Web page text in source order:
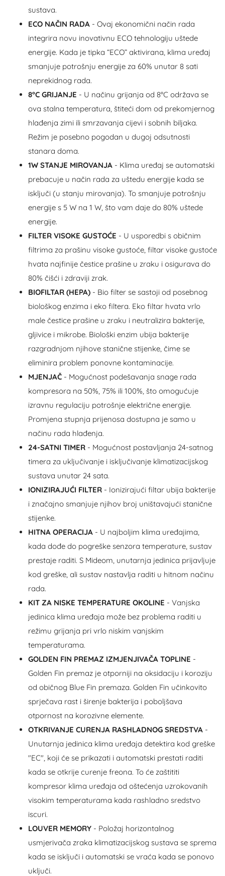
sustava.
ECO NAČIN RADA - Ovaj ekonomični način rada
integrira novu inovativnu ECO tehnologiju uštede
energije. Kada je tipka “ECO” aktivirana, klima uređaj
smanjuje potrošnju energije za 60% unutar 8 sati
neprekidnog rada.
8°C GRIJANJE - U načinu grijanja od 8°C održava se
ova stalna temperatura, štiteći dom od prekomjernog
hlađenja zimi ili smrzavanja cijevi i sobnih biljaka.
Režim je posebno pogodan u dugoj odsutnosti
stanara doma.
1W STANJE MIROVANJA - Klima uređaj se automatski
prebacuje u način rada za uštedu energije kada se
isključi (u stanju mirovanja). To smanjuje potrošnju
energije s 5 W na 1 W, što vam daje do 80% uštede
energije.
FILTER VISOKE GUSTOĆE - U usporedbi s običnim
filtrima za prašinu visoke gustoće, filtar visoke gustoće
hvata najfinije čestice prašine u zraku i osigurava do
80% čišći i zdraviji zrak.
BIOFILTAR (HEPA) - Bio filter se sastoji od posebnog
biološkog enzima i eko filtera. Eko filtar hvata vrlo
male čestice prašine u zraku i neutralizira bakterije,
gljivice i mikrobe. Biološki enzim ubija bakterije
razgradnjom njihove stanične stijenke, čime se
eliminira problem ponovne kontaminacije.
MJENJAČ - Mogućnost podešavanja snage rada
kompresora na 50%, 75% ili 100%, što omogućuje
izravnu regulaciju potrošnje električne energije.
Promjena stupnja prijenosa dostupna je samo u
načinu rada hlađenja.
24-SATNI TIMER - Mogućnost postavljanja 24-satnog
timera za uključivanje i isključivanje klimatizacijskog
sustava unutar 24 sata.
IONIZIRAJUĆI FILTER - Ionizirajući filtar ubija bakterije
i značajno smanjuje njihov broj uništavajući stanične
stijenke.
HITNA OPERACIJA - U najboljim klima uređajima,
kada dođe do pogreške senzora temperature, sustav
prestaje raditi. S Mideom, unutarnja jedinica prijavljuje
kod greške, ali sustav nastavlja raditi u hitnom načinu
rada.
KIT ZA NISKE TEMPERATURE OKOLINE - Vanjska
jedinica klima uređaja može bez problema raditi u
režimu grijanja pri vrlo niskim vanjskim
temperaturama.
GOLDEN FIN PREMAZ IZMJENJIVAČA TOPLINE -
Golden Fin premaz je otporniji na oksidaciju i koroziju
od običnog Blue Fin premaza. Golden Fin učinkovito
sprječava rast i širenje bakterija i poboljšava
otpornost na korozivne elemente.
OTKRIVANJE CURENJA RASHLADNOG SREDSTVA -
Unutarnja jedinica klima uređaja detektira kod greške
"EC", koji će se prikazati i automatski prestati raditi
kada se otkrije curenje freona. To će zaštititi
kompresor klima uređaja od oštećenja uzrokovanih
visokim temperaturama kada rashladno sredstvo
iscuri.
LOUVER MEMORY - Položaj horizontalnog
usmjerivača zraka klimatizacijskog sustava se sprema
kada se isključi i automatski se vraća kada se ponovo
uključi.